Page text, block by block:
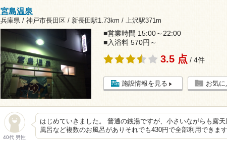
宮島温泉
兵庫県 / 神戸市長田区 / 新長田駅1.73km / 上沢駅371m
■営業時間 15:00～22:00
■入浴料 570円～
3.5 点 / 4件
施設情報を見る お気
40代 男性
はじめていきました。 普通の銭湯ですが、小さいながらも露
風呂など複数のお風呂がありそれでも430円で全部利用できま